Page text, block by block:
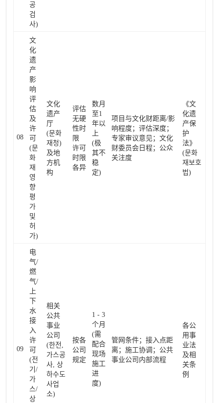
공
검
사)
08
文
化
遗
产
影
响
评
估
及
许
可
(문
화
재
영
향
평
가
및
허
가)
文化
遗产
厅
(문화
재청)
及地
方机
构
评估
无硬
性时
限
许可
时限
各异
数月
至1
年以
上
(极
其不
稳
定)
项目与文化财距离/影
响程度；评估深度；
专家审议意见；文化
财委员会日程；公众
关注度
《文
化遗
产保
护
法》
(문화
재보호
법)
09
电
气/
燃
气/
上
下
水
接
入
许
可
(전
기/
가
스/
상
相关
公共
事业
公司
(한전,
가스공
사, 상
하수도
사업
소)
按各
公司
规定
1 - 3
个月
(需
配合
现场
施工
进
度)
管网条件；接入点距
离；施工协调；公共
事业公司内部流程
各公
用事
业法
及相
关条
例